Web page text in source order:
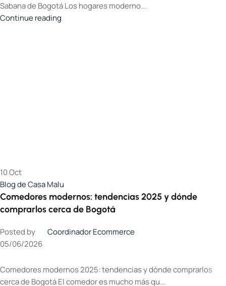
Sabana de Bogotá Los hogares moderno...
Continue reading
10Oct
Blog de Casa Malu
Comedores modernos: tendencias 2025 y dónde
comprarlos cerca de Bogotá
Posted by
Coordinador Ecommerce
05/06/2026
Comedores modernos 2025: tendencias y dónde comprarlos
cerca de Bogotá El comedor es mucho más qu...